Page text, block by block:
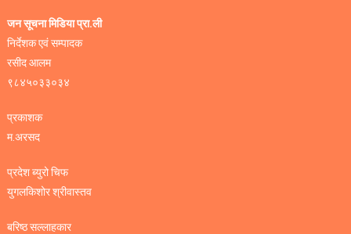
जन सूचना मिडिया प्रा.ली
निर्देशक एवं सम्पादक
रसीद आलम
९८४५०३३०३४
प्रकाशक
म.अरसद
प्रदेश ब्युरो चिफ
युगलकिशोर श्रीवास्तव
बरिष्ठ सल्लाहकार